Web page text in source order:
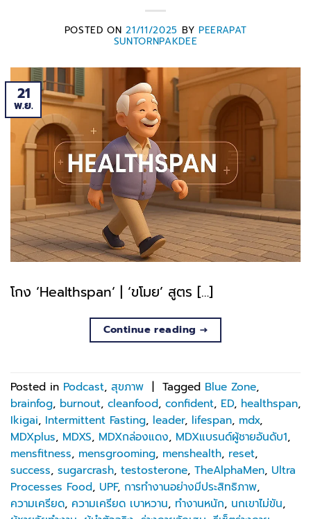
POSTED ON21/11/2025 BY PEERAPAT
SUNTORNPAKDEE
21
พ.ย.
โกง ‘Healthspan‘ | ‘ขโมย’ สูตร […]
Continue reading →
Posted in Podcast, สุขภาพ | Tagged Blue Zone,
brainfog, burnout, cleanfood, confident, ED, healthspan,
Ikigai, Intermittent Fasting, leader, lifespan, mdx,
MDXplus, MDXS, MDXกล่องแดง, MDXแบรนด์ผู้ชายอันดับ1,
mensfitness, mensgrooming, menshealth, reset,
success, sugarcrash, testosterone, TheAlphaMen, Ultra
Processes Food, UPF, การทำงานอย่างมีประสิทธิภาพ,
ความเครียด, ความเครียด เบาหวาน, ทำงานหนัก, นกเขาไม่ขัน,